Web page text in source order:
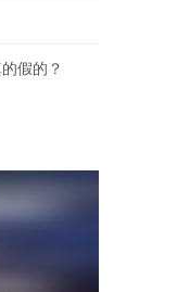
假的？